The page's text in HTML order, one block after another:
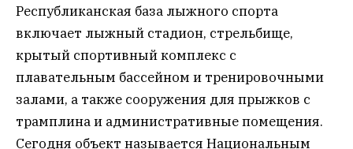
Республиканская база лыжного спорта
включает лыжный стадион, стрельбище,
крытый спортивный комплекс с
плавательным бассейном и тренировочными
залами, а также сооружения для прыжков с
трамплина и административные помещения.
Сегодня объект называется Национальным